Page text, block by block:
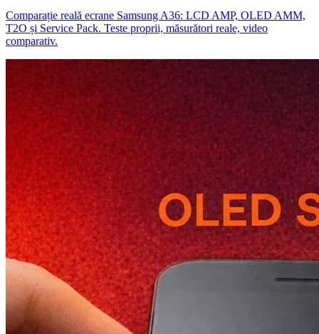
Comparație reală ecrane Samsung A36: LCD AMP, OLED AMM,
T2O și Service Pack. Teste proprii, măsurători reale, video
comparativ.